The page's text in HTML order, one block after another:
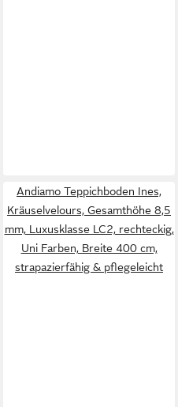
Andiamo Teppichboden Ines,
Kräuselvelours, Gesamthöhe 8,5
mm, Luxusklasse LC2, rechteckig,
Uni Farben, Breite 400 cm,
strapazierfähig & pflegeleicht